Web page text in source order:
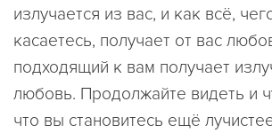
излучается из вас, и как всё,
касаетесь, получает от вас
подходящий к вам получает
любовь. Продолжайте видеть и
что вы становитесь ещё